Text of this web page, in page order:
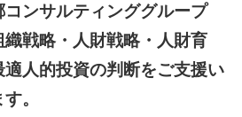
コンサルティンググループ
戦略・人財戦略・人財育
人的投資の判断をご支援い
。